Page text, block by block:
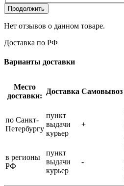
Продолжить
Нет отзывов о данном товаре.
Доставка по РФ
Варианты доставки
Место
доставки:
Доставка Самовывоз
по Санкт-
Петербургу
пункт
выдачи
курьер
+
в регионы
РФ
пункт
выдачи
курьер
-